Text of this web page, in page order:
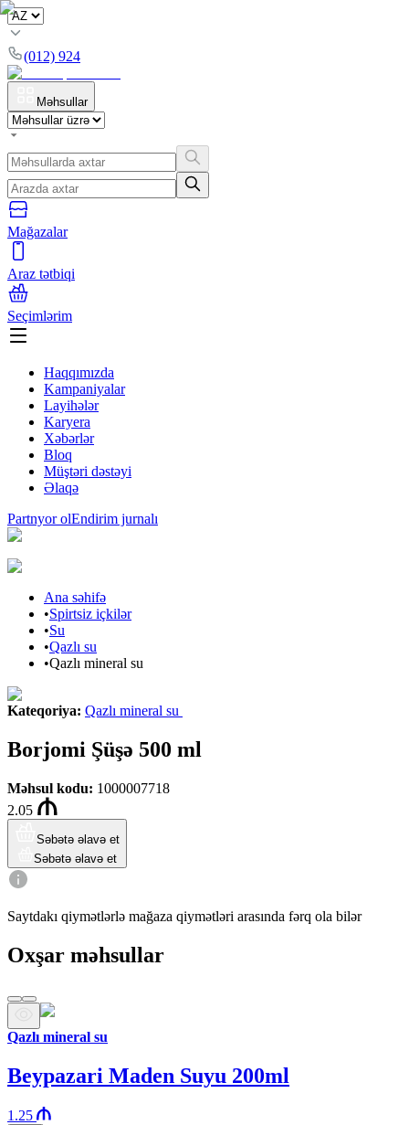
(012) 924
Məhsullar
Mağazalar
Araz tətbiqi
Seçimlərim
Haqqımızda
Kampaniyalar
Layihələr
Karyera
Xəbərlər
Bloq
Müştəri dəstəyi
Əlaqə
Partnyor olEndirim jurnalı
Ana səhifə
•Spirtsiz içkilər
•Su
•Qazlı su
•Qazlı mineral su
Kateqoriya: Qazlı mineral su
Borjomi Şüşə 500 ml
Məhsul kodu: 1000007718
2.05
Səbətə əlavə et
Səbətə əlavə et
Saytdakı qiymətlərlə mağaza qiymətləri arasında fərq ola bilər
Oxşar məhsullar
Qazlı mineral su
Beypazari Maden Suyu 200ml
1.25